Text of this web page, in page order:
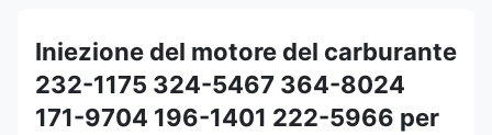
Iniezione del motore del carburante
232-1175 324-5467 364-8024
171-9704 196-1401 222-5966 per